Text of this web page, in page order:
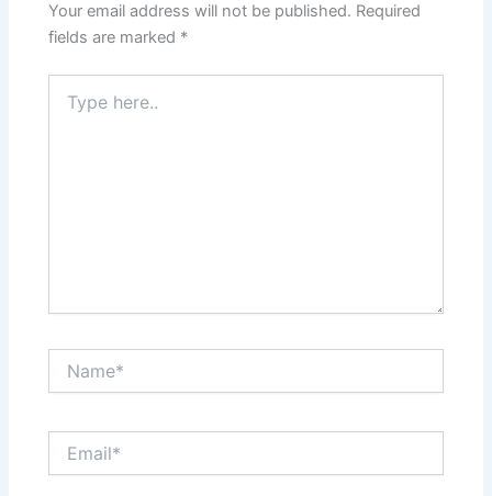
Your email address will not be published. Required
fields are marked *
here..